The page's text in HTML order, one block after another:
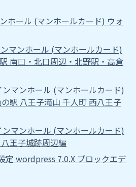
ホール (マンホールカード) ウォ
マンホール (マンホールカード)
南口・北口周辺・北野駅・高倉
マンホール (マンホールカード)
駅 八王子滝山 千人町 西八王子
マンホール (マンホールカード)
王子城跡周辺編
定 wordpress 7.0.X ブロックエデ